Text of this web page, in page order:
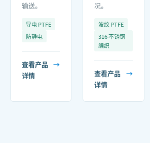
输送。
导电 PTFE
防静电
查看产品
详情
→
况。
波纹 PTFE
316 不锈钢
编织
查看产品
详情
→